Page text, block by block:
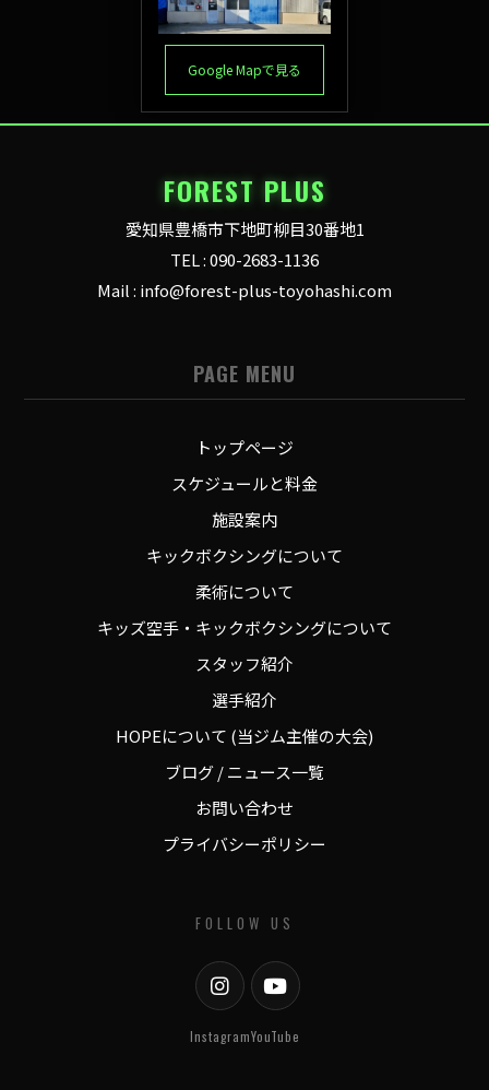
Google Mapで見る
FOREST PLUS
愛知県豊橋市下地町柳目30番地1
TEL : 090-2683-1136
Mail : info@forest-plus-toyohashi.com
PAGE MENU
トップページ
スケジュールと料金
施設案内
キックボクシングについて
柔術について
キッズ空手・キックボクシングについて
スタッフ紹介
選手紹介
HOPEについて (当ジム主催の大会)
ブログ / ニュース一覧
お問い合わせ
プライバシーポリシー
FOLLOW US
InstagramYouTube